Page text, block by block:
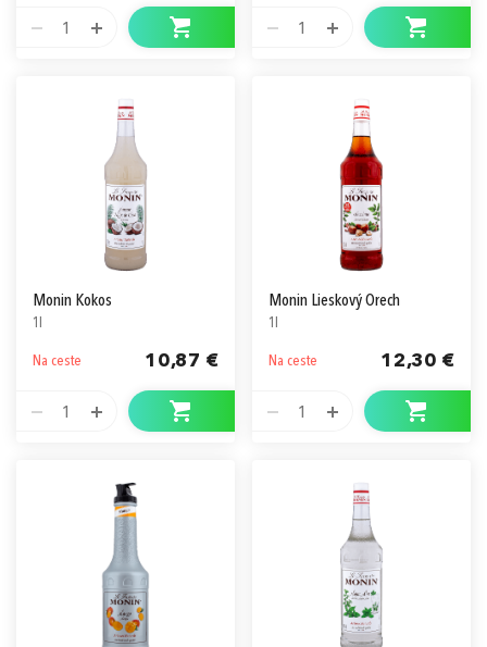
1 1
Monin Kokos
1l
Na ceste 10,87 €
1
Monin Lieskový Orech
1l
Na ceste 12,30 €
1